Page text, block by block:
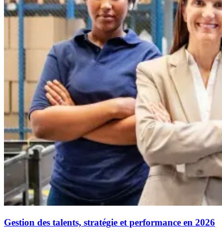
Gestion des talents, stratégie et performance en 2026